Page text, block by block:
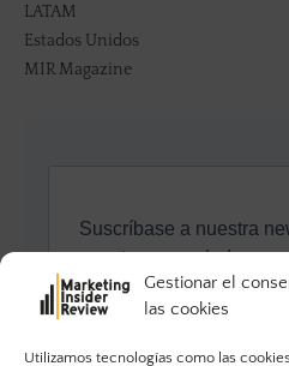
Gestionar el
las cookies
Utilizamos tecnologías como las
LATAM
Estados Unidos
MIR Magazine